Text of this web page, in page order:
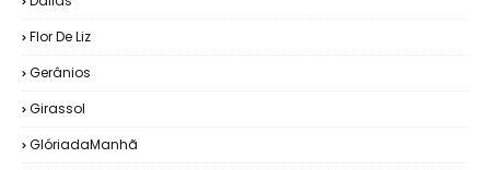
Flor De Liz
Gerânios
Girassol
GlóriadaManhã